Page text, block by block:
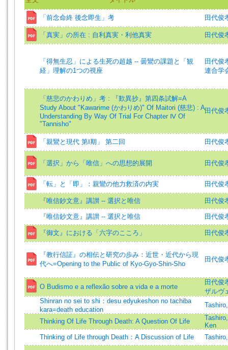
「前念命終 後念即生」考 田代俊
「真実」の所在 : 自利真実・利他真実 田代俊
「得無生忍」による生死の超越 -- 曇鸞の課題と「観
経」理解の1つの視座
田代俊
連合学
「慈悲のかわりめ」考 : 『歎異抄』第四条試解=A
Study About "Kawarime (かわりめ)" Of Maitori (慈悲) : A
Understanding By Way Of Trial For Chapter Ⅳ Of
"Tannisho"
田代俊
「親鸞と現代 第Ⅰ期」 第二回 田代俊
「選択」から「唯信」への思想的展開 田代俊
「転」と「即」：親鸞の他力救済の内実 田代俊
『唯信鈔文意』講讃 -- 選択と唯信 田代俊
『唯信鈔文意』講讃 -- 選択と唯信 田代俊
『御文』における「六字のこころ」 田代俊
『教行信証』の相伝と研究の歩み：近世・近代から現
代へ=Opening to the Public of Kyo-Gyo-Shin-Sho
田代俊
O Budismo e a reflexão sobre a vida e a morte
田代俊
ザルヴ
Shinran no sei to shi：desu edyukeshon no tachiba
kara=death education
Thinking Of Life Through Death: A Question Of Life
Ken
Thinking of Life through Death：A Discussion of Life